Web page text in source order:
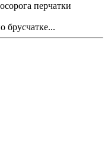
перчатки
брусчатке...